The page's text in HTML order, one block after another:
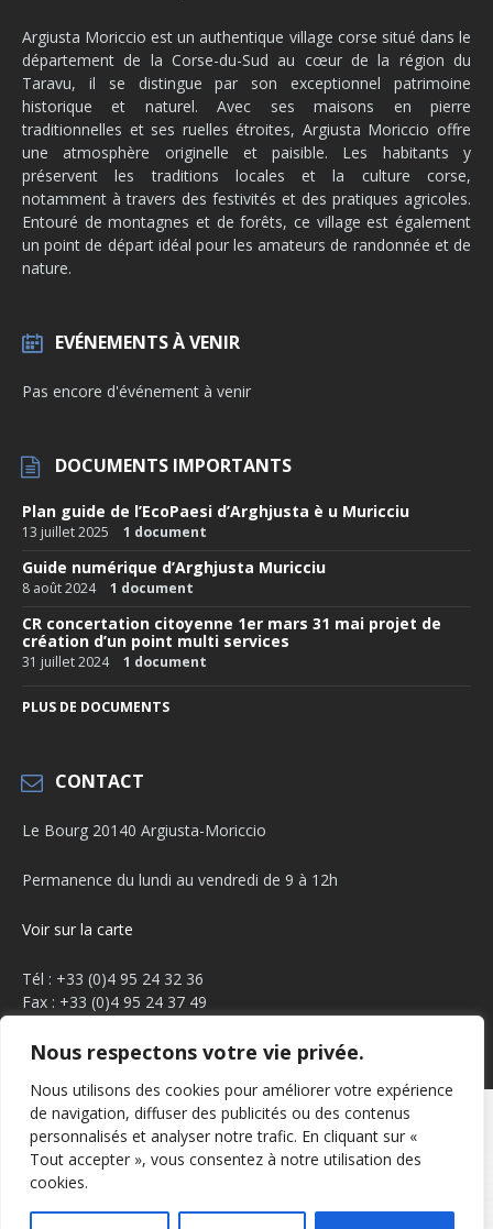
Nous respectons votre vie privée.
Nous utilisons des cookies pour améliorer votre expérience
de navigation, diffuser des publicités ou des contenus
personnalisés et analyser notre trafic. En cliquant sur «
Tout accepter », vous consentez à notre utilisation des
cookies.
Argiusta Moriccio est un authentique village corse situé dans le
département de la Corse-du-Sud au cœur de la région du
Taravu, il se distingue par son exceptionnel patrimoine
historique et naturel. Avec ses maisons en pierre
traditionnelles et ses ruelles étroites, Argiusta Moriccio offre
une atmosphère originelle et paisible. Les habitants y
préservent les traditions locales et la culture corse,
notamment à travers des festivités et des pratiques agricoles.
Entouré de montagnes et de forêts, ce village est également
un point de départ idéal pour les amateurs de randonnée et de
nature.
EVÉNEMENTS À VENIR
Pas encore d'événement à venir
DOCUMENTS IMPORTANTS
Plan guide de l’EcoPaesi d’Arghjusta è u Muricciu
13 juillet 2025 1 document
Guide numérique d’Arghjusta Muricciu
8 août 2024 1 document
CR concertation citoyenne 1er mars 31 mai projet de
création d’un point multi services
31 juillet 2024 1 document
PLUS DE DOCUMENTS
CONTACT
Le Bourg 20140 Argiusta-Moriccio
Permanence du lundi au vendredi de 9 à 12h
Voir sur la carte
Tél : +33 (0)4 95 24 32 36
Fax : +33 (0)4 95 24 37 49
Mentions légales Politique de confidentialité
© 2026 Arghjusta Muricciu